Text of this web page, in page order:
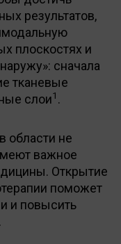
результатов,
плоскостях и
сначала
тканевые
слои1 .
области не
важное
Открытие
поможет
и повысить